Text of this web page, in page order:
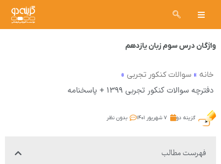
واژگان درس سوم زبان یازدهم
خانه » سوالات کنکور تجربی »
دفترچه سوالات کنکور تجربی ۱۳۹۹ + پاسخنامه
گزینه دو ۷ شهریور ۱۴۰۱ بدون نظر
فهرست مطالب